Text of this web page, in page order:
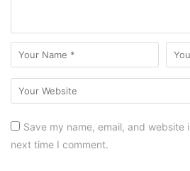
Save my name, email, and website
next time I comment.